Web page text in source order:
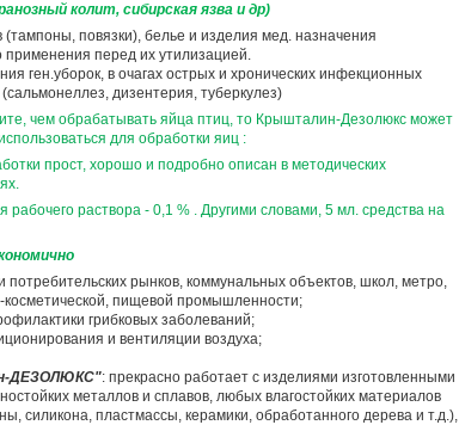
колит, сибирская язва и др)
(тампоны, повязки), белье и изделия мед. назначения
применения перед их утилизацией.
ген.уборок, в очагах острых и хронических инфекционных
дизентерия, туберкулез)
чем обрабатывать яйца птиц, то Крышталин-Дезолюкс может
для обработки яиц :
прост, хорошо и подробно описан в методических
рабочего раствора - 0,1 % . Другими словами, 5 мл. средства на
потребительских рынков, коммунальных объектов, школ, метро,
пищевой промышленности;
грибковых заболеваний;
и вентиляции воздуха;
ДЕЗОЛЮКС": прекрасно работает с изделиями изготовленными
металлов и сплавов, любых влагостойких материалов
силикона, пластмассы, керамики, обработанного дерева и т.д.),